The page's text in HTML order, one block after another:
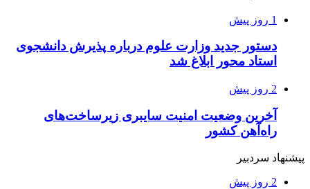
1 روز پیش
دستور جدید وزارت علوم درباره پذیرش دانشجوی
استاد محور ابلاغ شد
2 روز پیش
آخرین وضعیت امنیت سایبری زیرساخت‌های
راه‌آهن کشور
پیشنهاد سردبیر
2 روز پیش